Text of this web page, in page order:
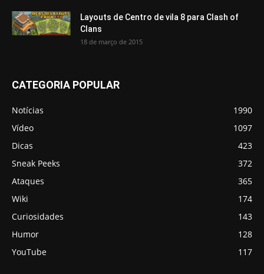
Layouts de Centro de vila 8 para Clash of
Clans
18 de março de 2015
CATEGORIA POPULAR
Notícias
1990
Vídeo
1097
Dicas
423
Sneak Peeks
372
Ataques
365
Wiki
174
Curiosidades
143
Humor
128
YouTube
117